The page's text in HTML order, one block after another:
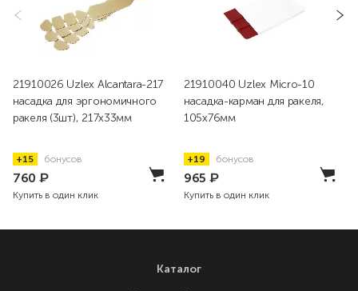
21910026 Uzlex Аlcantara-217
насадка для эргономичного
ракеля (3шт), 217х33мм
+15 бонусов
760 ₽
Купить в один клик
21910040 Uzlex Micro-10
насадка-карман для ракеля,
105x76мм
+19 бонусов
965 ₽
Купить в один клик
Каталог